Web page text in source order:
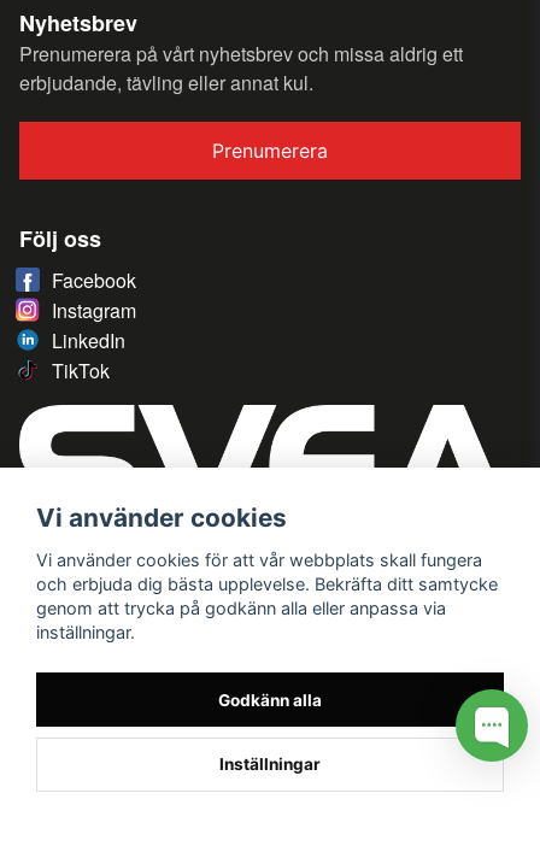
Nyhetsbrev
Prenumerera på vårt nyhetsbrev och missa aldrig ett
erbjudande, tävling eller annat kul.
Prenumerera
Följ oss
Facebook
Instagram
LinkedIn
TikTok
Vi använder cookies
Vi använder cookies för att vår webbplats skall fungera
och erbjuda dig bästa upplevelse. Bekräfta ditt samtycke
genom att trycka på godkänn alla eller anpassa via
inställningar.
Godkänn alla
Inställningar